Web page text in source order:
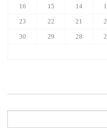
14
15
16
21
22
23
28
29
30